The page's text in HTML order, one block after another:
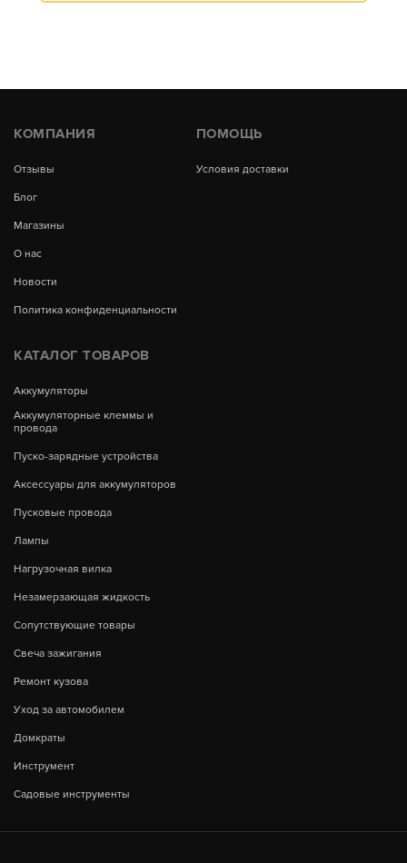
КОМПАНИЯ
Отзывы
Блог
Магазины
О нас
Новости
Политика конфиденциальности
ПОМОЩЬ
Условия доставки
КАТАЛОГ ТОВАРОВ
Аккумуляторы
Аккумуляторные клеммы и
провода
Пуско-зарядные устройства
Аксессуары для аккумуляторов
Пусковые провода
Лампы
Нагрузочная вилка
Незамерзающая жидкость
Сопутствующие товары
Свеча зажигания
Ремонт кузова
Уход за автомобилем
Домкраты
Инструмент
Садовые инструменты